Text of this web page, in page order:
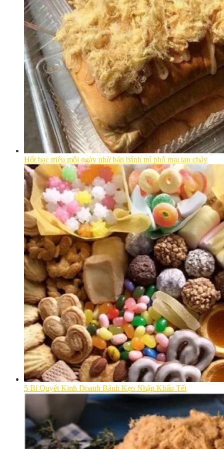
Hốt bạc triệu mỗi ngày nhờ bán bánh mì phô mai tan chảy
5 Bí Quyết Kinh Doanh Bánh Kẹo Nhập Khẩu Tết